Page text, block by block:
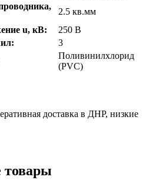
2.5 кв.мм
u, кВ:
250 В
3
Поливинилхлорид
(PVC)
доставка в ДНР, низкие
товары